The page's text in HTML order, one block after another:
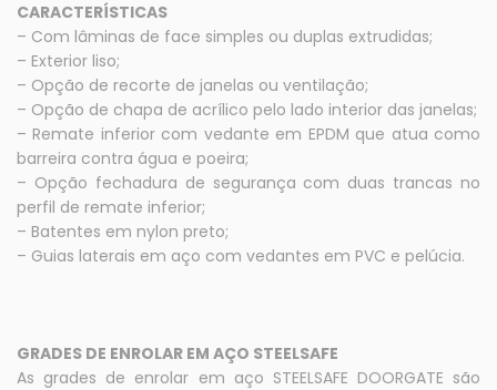
CARACTERÍSTICAS
– Com lâminas de face simples ou duplas extrudidas;
– Exterior liso;
– Opção de recorte de janelas ou ventilação;
– Opção de chapa de acrílico pelo lado interior das janelas;
– Remate inferior com vedante em EPDM que atua como
barreira contra água e poeira;
– Opção fechadura de segurança com duas trancas no
perfil de remate inferior;
– Batentes em nylon preto;
– Guias laterais em aço com vedantes em PVC e pelúcia.
GRADES DE ENROLAR EM AÇO STEELSAFE
As grades de enrolar em aço STEELSAFE DOORGATE são